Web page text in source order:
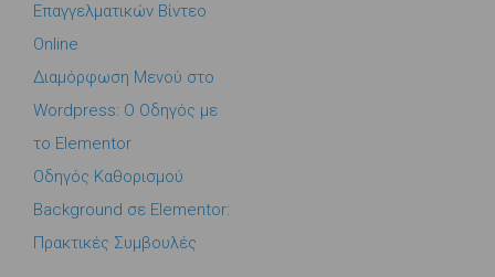
Επαγγελματικών Βίντεο
Online
Διαμόρφωση Μενού στο
Wordpress: Ο Οδηγός με
το Elementor
Οδηγός Καθορισμού
Background σε Elementor:
Πρακτικές Συμβουλές